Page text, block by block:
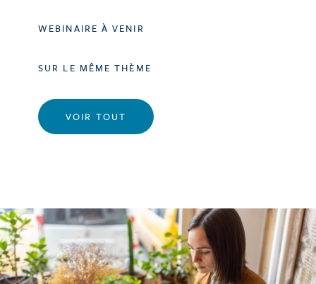
WEBINAIRE À VENIR
SUR LE MÊME THÈME
VOIR TOUT